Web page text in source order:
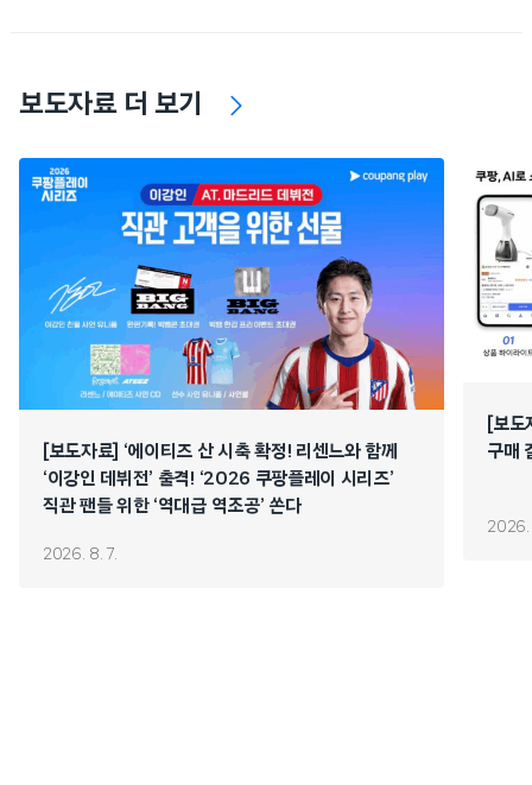
보도자료 더 보기
[보도자료] ‘에이티즈 산 시축 확정! 리센느와 함께
‘이강인 데뷔전’ 출격! ‘2026 쿠팡플레이 시리즈’
직관 팬들 위한 ‘역대급 역조공’ 쏜다
2026. 8. 7.
[보
구매
2026.